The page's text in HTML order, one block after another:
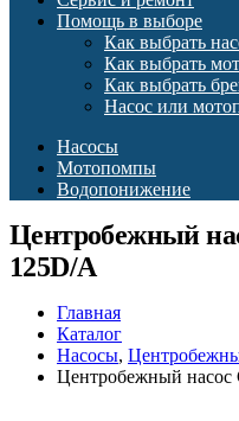
Помощь в выборе
Как выбрать
Как выбрать
Как выбрать
Насос или
Насосы
Мотопомпы
Водопонижение
Центробежный
125D/A
Главная
Каталог
Насосы,
Центробежный насос